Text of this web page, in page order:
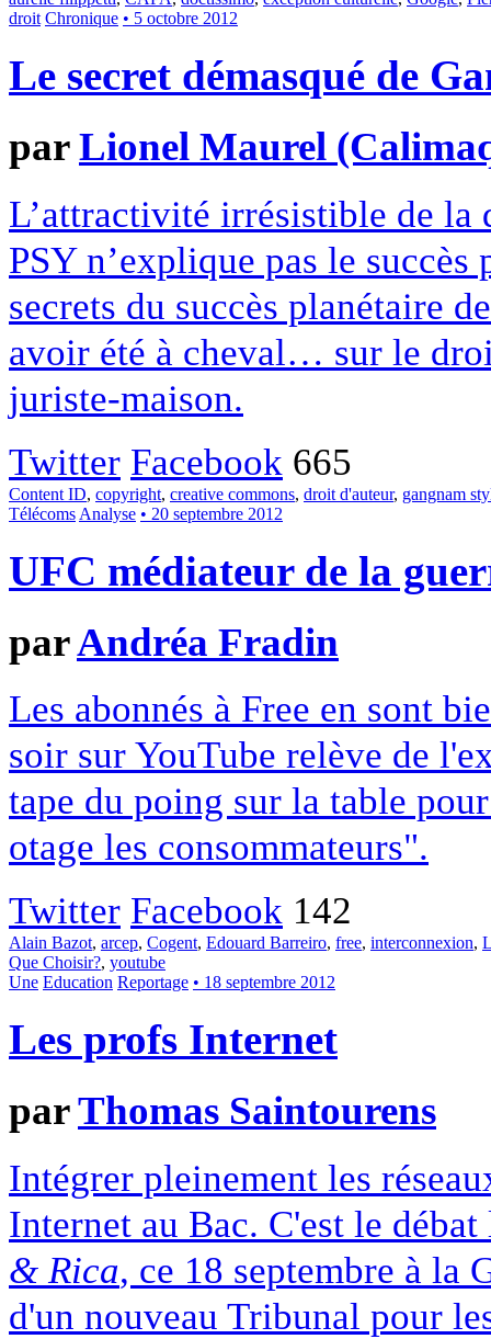
droit Chronique • 5 octobre 2012
Le secret démasqué de
parLionel Maurel
L’attractivité irrésistible de la
PSY n’explique pas le
secrets du succès planétaire
avoir été à cheval… sur le
juriste-maison.
Twitter Facebook 665
Content ID, copyright, creative commons, droit d'auteur, gangnam
Télécoms Analyse • 20 septembre 2012
UFC médiateur de la
parAndréa Fradin
Les abonnés à Free en sont
soir sur YouTube relève de
tape du poing sur la table
otage les consommateurs".
Twitter Facebook 142
Alain Bazot, arcep, Cogent, Edouard Barreiro, free, interconnexion,
Que Choisir?, youtube
Une Education Reportage • 18 septembre 2012
Les profs Internet
parThomas Saintourens
Intégrer pleinement les
Internet au Bac. C'est le
& Rica, ce 18 septembre à la
d'un nouveau Tribunal pour